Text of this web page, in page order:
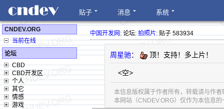
贴子 消息 系统
CNDEV.ORG
当前在线
论坛
CBD
CBD开发区
个人
其它
情感
游戏
中国开发网: 论坛:拍照片: 贴子 583934
周星驰： 顶！支持！多上片！
<空>
本信息版权属于作者所有，转载请与作
本网站（CNDEV.ORG）仅作为本信息